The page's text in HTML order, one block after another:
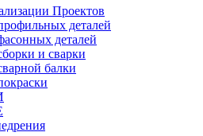
Проектов
деталей
деталей
и сварки
балки